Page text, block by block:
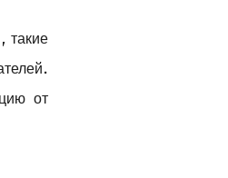
такие
от